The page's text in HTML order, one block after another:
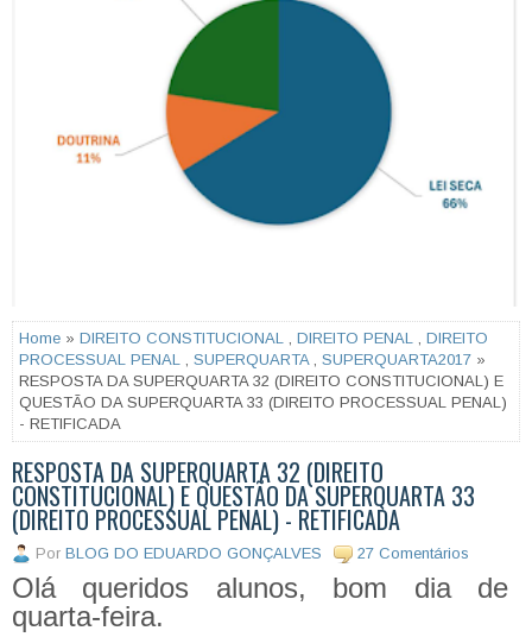
Home » DIREITO CONSTITUCIONAL DIREITO PENAL
DIREITO
PROCESSUAL PENAL
SUPERQUARTA SUPERQUARTA2017 »
RESPOSTA DA SUPERQUARTA 32 (DIREITO CONSTITUCIONAL) E
QUESTÃO DA SUPERQUARTA 33 (DIREITO PROCESSUAL PENAL)
- RETIFICADA
RESPOSTA DA SUPERQUARTA 32 (DIREITO
CONSTITUCIONAL) E QUESTÃO DA SUPERQUARTA 33
(DIREITO PROCESSUAL PENAL) - RETIFICADA
Por BLOG DO EDUARDO GONÇALVES 27 Comentários
Olá queridos alunos, bom dia de
quarta-feira.